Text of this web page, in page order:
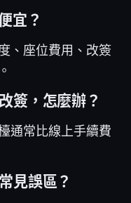
宜？
、座位費用、改簽
簽，怎麼辦？
通常比線上手續費
見誤區？